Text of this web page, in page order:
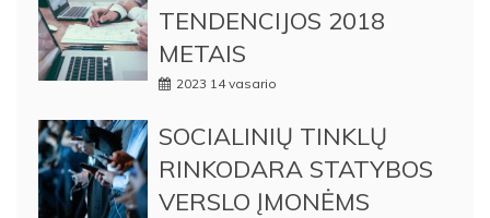
TENDENCIJOS 2018
METAIS
2023 14 vasario
SOCIALINIŲ TINKLŲ
RINKODARA STATYBOS
VERSLO ĮMONĖMS